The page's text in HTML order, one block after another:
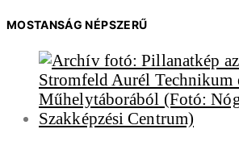
MOSTANSÁG NÉPSZERŰ